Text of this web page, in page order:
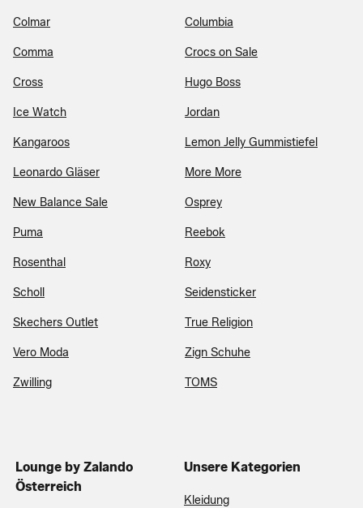
Colmar Columbia
Comma Crocs on Sale
Cross Hugo Boss
Ice Watch Jordan
Kangaroos Lemon Jelly Gummistiefel
Leonardo Gläser More More
New Balance Sale Osprey
Puma Reebok
Rosenthal Roxy
Scholl Seidensticker
Skechers Outlet True Religion
Vero Moda Zign Schuhe
Zwilling TOMS
Lounge by Zalando
Österreich
Unsere Kategorien
Kleidung